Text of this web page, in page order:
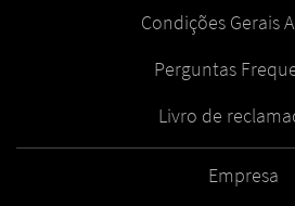
Condições Gerais
Perguntas
Livro de
Empresa